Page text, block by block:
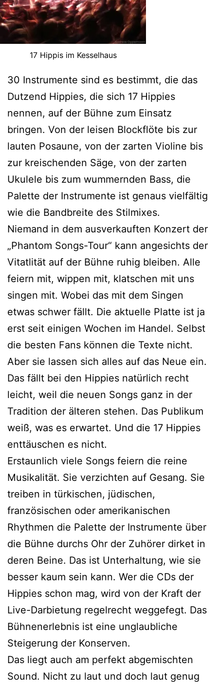
17 Hippis im Kesselhaus
30 Instrumente sind es bestimmt, die das
Dutzend Hippies, die sich 17 Hippies
nennen, auf der Bühne zum Einsatz
bringen. Von der leisen Blockflöte bis zur
lauten Posaune, von der zarten Violine bis
zur kreischenden Säge, von der zarten
Ukulele bis zum wummernden Bass, die
Palette der Instrumente ist genaus vielfältig
wie die Bandbreite des Stilmixes.
Niemand in dem ausverkauften Konzert der
„Phantom Songs-Tour“ kann angesichts der
Vitatlität auf der Bühne ruhig bleiben. Alle
feiern mit, wippen mit, klatschen mit uns
singen mit. Wobei das mit dem Singen
etwas schwer fällt. Die aktuelle Platte ist ja
erst seit einigen Wochen im Handel. Selbst
die besten Fans können die Texte nicht.
Aber sie lassen sich alles auf das Neue ein.
Das fällt bei den Hippies natürlich recht
leicht, weil die neuen Songs ganz in der
Tradition der älteren stehen. Das Publikum
weiß, was es erwartet. Und die 17 Hippies
enttäuschen es nicht.
Erstaunlich viele Songs feiern die reine
Musikalität. Sie verzichten auf Gesang. Sie
treiben in türkischen, jüdischen,
französischen oder amerikanischen
Rhythmen die Palette der Instrumente über
die Bühne durchs Ohr der Zuhörer dirket in
deren Beine. Das ist Unterhaltung, wie sie
besser kaum sein kann. Wer die CDs der
Hippies schon mag, wird von der Kraft der
Live-Darbietung regelrecht weggefegt. Das
Bühnenerlebnis ist eine unglaubliche
Steigerung der Konserven.
Das liegt auch am perfekt abgemischten
Sound. Nicht zu laut und doch laut genug